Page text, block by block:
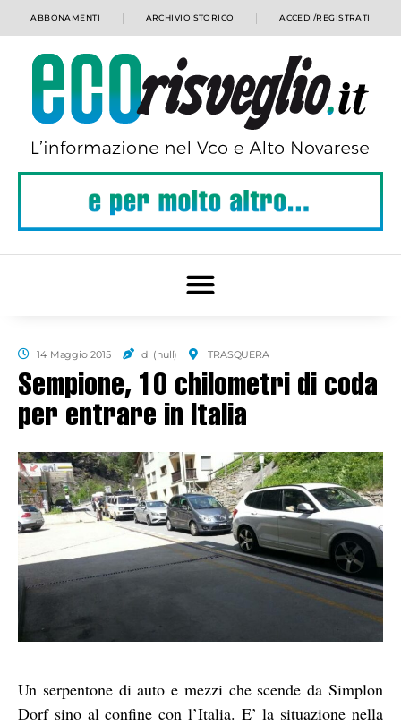
ABBONAMENTI ARCHIVIO STORICO ACCEDI/REGISTRATI
14 Maggio 2015 di (null) TRASQUERA
Sempione, 10 chilometri di coda
per entrare in Italia
Un serpentone di auto e mezzi che scende da Simplon
Dorf sino al confine con l’Italia. E’ la situazione nella